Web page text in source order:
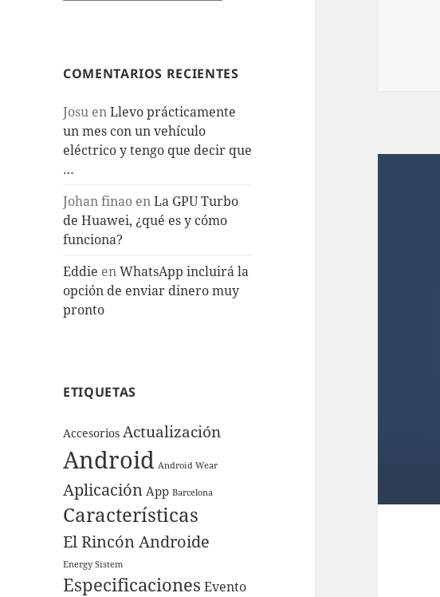
COMENTARIOS RECIENTES
Josu enLlevo prácticamente
un mes con un vehículo
eléctrico y tengo que decir que
…
Johan finao enLa GPU Turbo
de Huawei, ¿qué es y cómo
funciona?
Eddie enWhatsApp incluirá la
opción de enviar dinero muy
pronto
ETIQUETAS
Accesorios Actualización
Android Android Wear
Aplicación App Barcelona
Características
El Rincón Androide
Energy Sistem
Especificaciones Evento